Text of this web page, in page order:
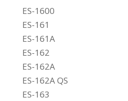
ES-1600
ES-161
ES-161A
ES-162
ES-162A
ES-162A QS
ES-163